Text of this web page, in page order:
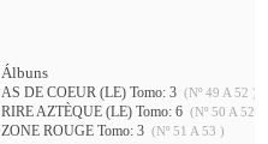
Álbuns
AS DE COEUR (LE) Tomo: 3 (Nº 49 A 52 )
RIRE AZTÈQUE (LE) Tomo: 6 (Nº 50 A 52 )
ZONE ROUGE Tomo: 3 (Nº 51 A 53 )